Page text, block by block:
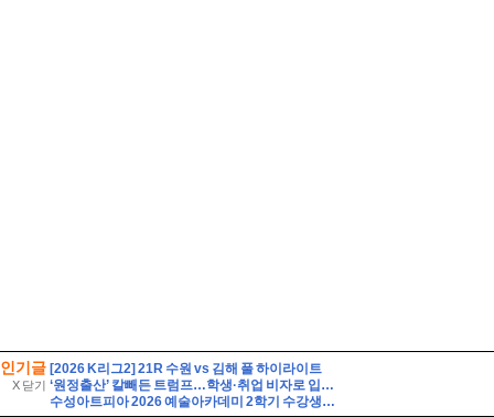
인기글
X 닫기
[2026 K리그2] 21R 수원 vs 김해 풀 하이라이트
‘원정출산’ 칼빼든 트럼프…학생·취업 비자로 입국해도 해당
수성아트피아 2026 예술아카데미 2학기 수강생 모집